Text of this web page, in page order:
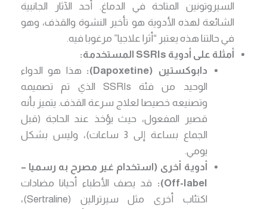
السيروتونين المتاحة في الدماغ. أحد الآثار الجانبية
الشائعة لهذه الأدوية هو تأخير النشوة والقذف، وهو
في حالتنا هذه يعتبر “أثرا علاجيا” مرغوبا فيه.
أمثلة على أدوية SSRIs المستخدمة:
دابوكستين (Dapoxetine):
هذا هو الدواء
الوحيد من فئة SSRIs الذي تم تصميمه
وتصنيعه خصيصا لعلاج سرعة القذف. يتميز بأنه
قصير المفعول، حيث يؤخذ عند الحاجة (قبل
الجماع بساعة إلى 3 ساعات)، وليس بشكل
يومي.
أدوية أخرى (استخدام غير مصرح به رسميا –
Off-label):
قد يصف الأطباء أحيانا مضادات
اكتئاب أخرى مثل سيرترالين (Sertraline)،